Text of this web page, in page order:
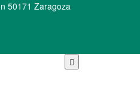
50171 Zaragoza